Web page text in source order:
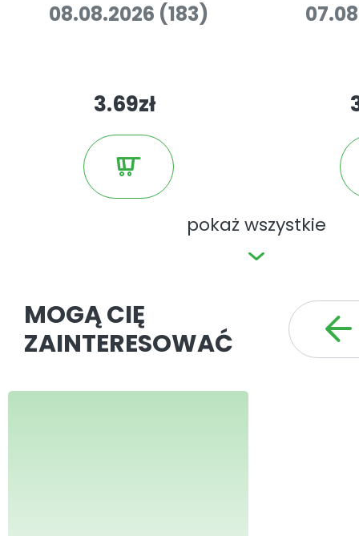
pokaż wszystkie
08.08.2026 (183)
3.69zł
MOGĄ CIĘ
ZAINTERESOWAĆ